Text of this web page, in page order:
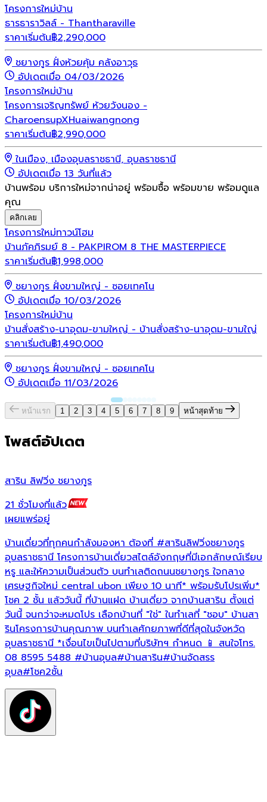
โครงการใหม่บ้าน
ธารธาราวิลล์ - Thantharaville
ราคาเริ่มต้น฿2,290,000
ชยางกูร ฝั่งห้วยคุ้ม คลังอาวุธ
อัปเดตเมื่อ 04/03/2026
โครงการใหม่บ้าน
โครงการเจริญทรัพย์ ห้วยวังนอง -
CharoensupXHuaiwangnong
ราคาเริ่มต้น฿2,990,000
ในเมือง, เมืองอุบลราชธานี, อุบลราชธานี
อัปเดตเมื่อ 13 วันที่แล้ว
บ้านพร้อม บริการใหม่จากน่าอยู่ พร้อมซื้อ พร้อมขาย พร้อมดูแล
คุณ
คลิกเลย
โครงการใหม่ทาวน์โฮม
บ้านภัคภิรมย์ 8 - PAKPIROM 8 THE MASTERPIECE
ราคาเริ่มต้น฿1,998,000
ชยางกูร ฝั่งขามใหญ่ - ซอยเทคโน
อัปเดตเมื่อ 10/03/2026
โครงการใหม่บ้าน
บ้านสั่งสร้าง-นาอุดม-ขามใหญ่ - บ้านสั่งสร้าง-นาอุดม-ขามใญ่
ราคาเริ่มต้น฿1,490,000
ชยางกูร ฝั่งขามใหญ่ - ซอยเทคโน
อัปเดตเมื่อ 11/03/2026
หน้าแรก 1 2 3 4 5 6 7 8 9 หน้าสุดท้าย
โพสต์อัปเดต
สาริน ลิฟวิ่ง ชยางกูร
21 ชั่วโมงที่แล้ว
เผยแพร่อยู่
บ้านเดี่ยวที่ทุกคนกำลังมองหา ต้องที่ #สารินลิฟวิ่งชยางกูร
อุบลราชธานี โครงการบ้านเดี่ยวสไตล์อังกฤษที่มีเอกลักษณ์เรียบ
หรู และให้ความเป็นส่วนตัว บนทำเลติดถนนชยางกูร ใจกลาง
เศรษฐกิจใหม่ central ubon เพียง 10 นาที* พร้อมรับโปรเพิ่ม*
โชค 2 ชั้น แล้ววันนี้ ที่บ้านแฝด บ้านเดี่ยว จากบ้านสาริน ตั้งแต่
วันนี้ จนกว่าจะหมดโปร เลือกบ้านที่ "ใช่" ในทำเลที่ "ชอบ" บ้านสา
รินโครงการบ้านคุณภาพ บนทำเลศักยภาพที่ดีที่สุดในจังหวัด
อุบลราชธานี *เงื่อนไขเป็นไปตามที่บริษัทฯ กำหนด 📱 สนใจโทร.
08 8595 5488 #บ้านอุบล#บ้านสาริน#บ้านจัดสรร
อุบล#โชค2ชั้น